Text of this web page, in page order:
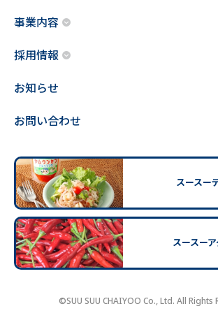
事業内容
採用情報
お知らせ
お問い合わせ
スースー
スースーア
©SUU SUU CHAIYOO Co., Ltd. All Rights